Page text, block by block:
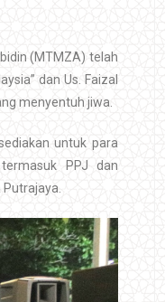
(MTMZA) telah
dan Us. Faizal
menyentuh jiwa.
untuk para
PPJ dan